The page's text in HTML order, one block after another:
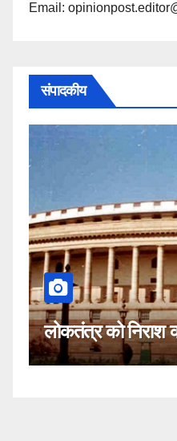
Email:
संपादकीय
करने वाला चुनाव